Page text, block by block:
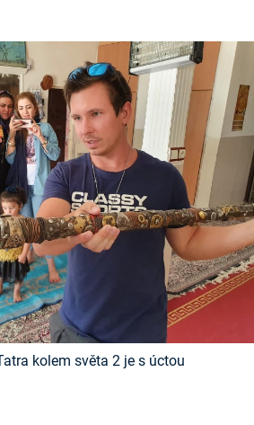
kolem světa 2 je s úctou